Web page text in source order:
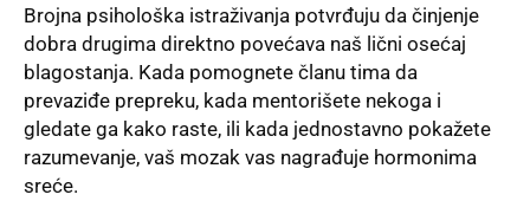
Brojna psihološka istraživanja potvrđuju da činjenje
dobra drugima direktno povećava naš lični osećaj
blagostanja. Kada pomognete članu tima da
prevaziđe prepreku, kada mentorišete nekoga i
gledate ga kako raste, ili kada jednostavno pokažete
razumevanje, vaš mozak vas nagrađuje hormonima
sreće.